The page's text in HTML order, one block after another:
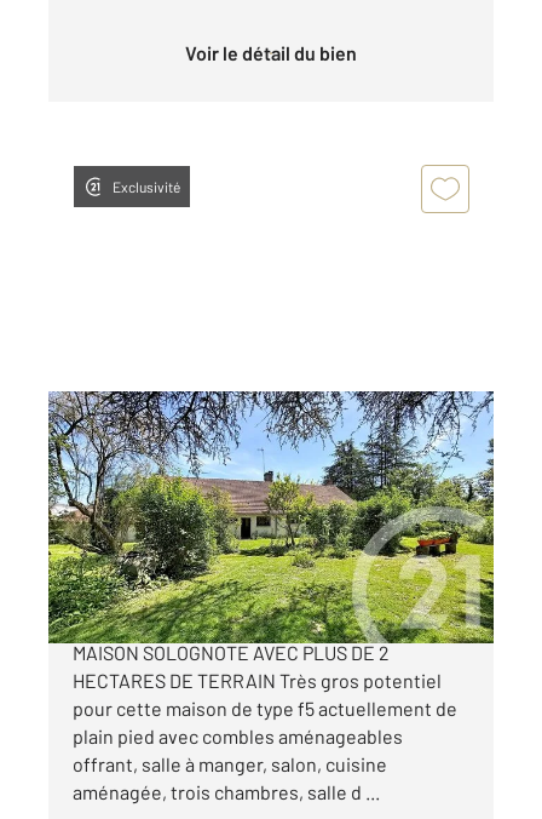
Voir le détail du bien
Exclusivité
LA FERTE ST AUBIN 45
112 m2, 5 pièces
Ref : 2041
Maison à vendre
349 800 €
EXCLUSIF SUR LA FERTÉ-SAINT-AUBIN /
MAISON SOLOGNOTE AVEC PLUS DE 2
HECTARES DE TERRAIN Très gros potentiel
pour cette maison de type f5 actuellement de
plain pied avec combles aménageables
offrant, salle à manger, salon, cuisine
aménagée, trois chambres, salle d ...